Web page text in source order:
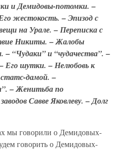
и Демидовы-потомки. –
жестокость. – Эпизод с
на Урале. – Переписка с
Никиты. – Жалобы
– “Чудаки” и “чудачества”. –
Его шутки. – Нелюбовь к
дамой. –
– Женитьба по
Савве Яковлеву. – Долг
мы говорили о Демидовых-
говорить о Демидовых-